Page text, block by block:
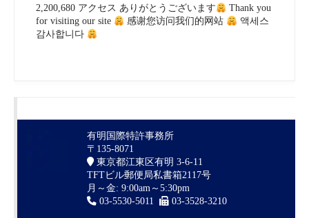
2,200,680 アクセス ありがとうございます
Thank you
for visiting our site
感谢您访问我们的网站
액세스
감사합니다
有明国際特許事務所
〒135-8071
東京都江東区有明 3-6-11
TFTビル郵便局私書箱2117号
月～金: 9:00am～5:30pm
03-5530-5011
03-3528-3210